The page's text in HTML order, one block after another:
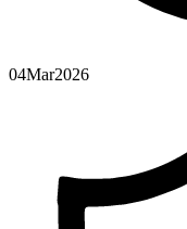
04Mar2026